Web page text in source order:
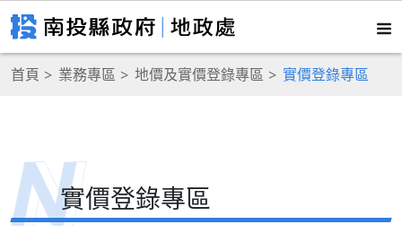
首頁 業務專區 地價及實價登錄專區 實價登錄專區
實價登錄專區